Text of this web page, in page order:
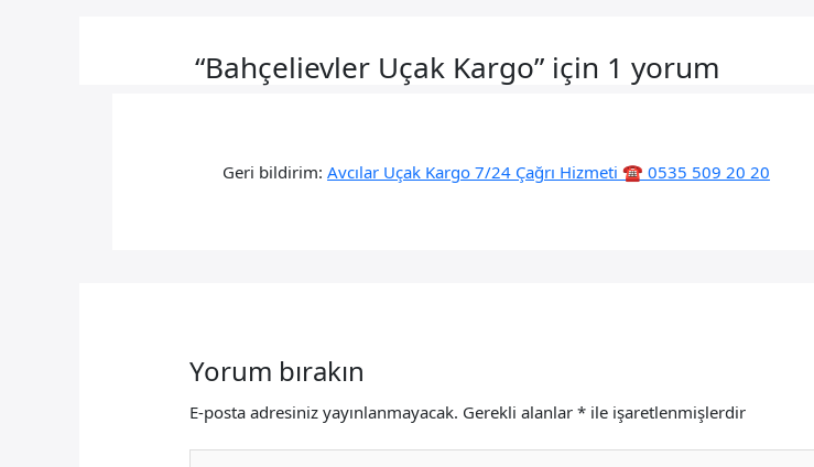
“Bahçelievler Uçak Kargo” için 1 yorum
Geri bildirim:Avcılar Uçak Kargo 7/24 Çağrı Hizmeti ☎️ 0535 509 20 20
Yorum bırakın
E-posta adresiniz yayınlanmayacak. Gerekli alanlar* ile işaretlenmişlerdir